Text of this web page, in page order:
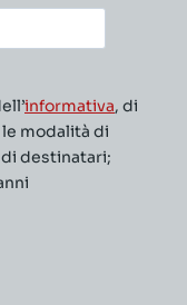
informativa, di
modalità di
destinatari;